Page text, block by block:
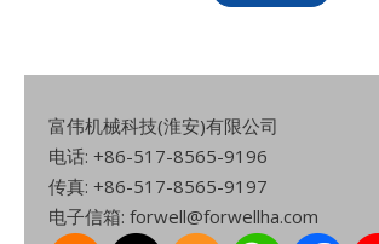
富伟机械科技(淮安)有限公司
电话: +86-517-8565-9196
传真: +86-517-8565-9197
电子信箱: forwell@forwellha.com